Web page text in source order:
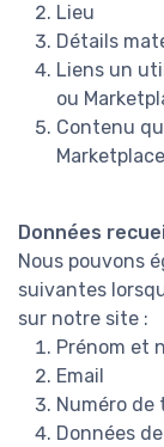
Lieu
Détails
Liens un
ou
Contenu
Marketplace
Données
Nous pouvons
suivantes
sur notre site :
Prénom et
Email
Numéro de
Données